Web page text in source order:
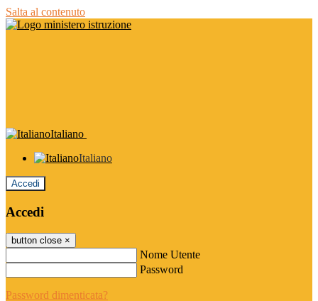
Salta al contenuto
Italiano
Italiano
Accedi
Accedi
button close ×
Nome Utente
Password
Password dimenticata?